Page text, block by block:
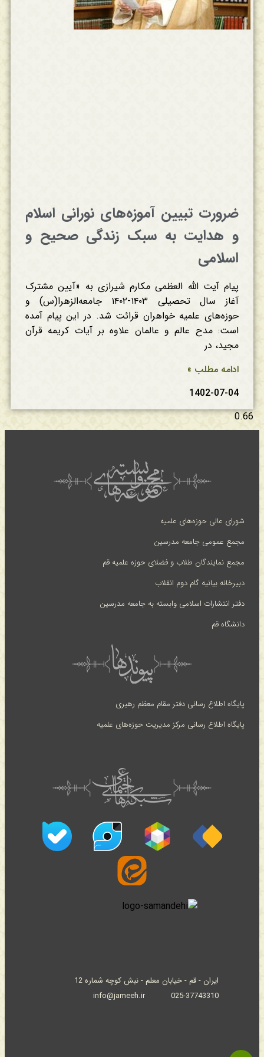
ضرورت تبیین آموزه‌های نورانی اسلام
و هدایت به سبک زندگی صحیح و
اسلامی
پیام آیت الله العظمی مکارم شیرازی به «آیین مشترک
آغاز سال تحصیلی ۱۴۰۳-۱۴۰۲ جامعه‌الزهرا(س) و
حوزه‌های علمیه خواهران قرائت شد. در این پیام آمده
است: مدح عالم و عالمان علاوه بر آیات کریمه قرآن
مجید، در
ادامه مطلب »
1402-07-04
شورای عالی حوزه‌های علمیه
مجمع عمومی جامعه مدرسین
مجمع نمایندگان طلاب و فضلای حوزه علمیه قم
دبیرخانه بیانیه گام دوم انقلاب
دفتر انتشارات اسلامی وابسته به جامعه مدرسین
دانشگاه قم
پایگاه اطلاع رسانی دفتر مقام معظم رهبری
پایگاه اطلاع رسانی مرکز مدیریت حوزه‌های علمیه
ایران - قم - خیابان معلم - نبش کوچه شماره 12
025-37743310
info@jameeh.ir